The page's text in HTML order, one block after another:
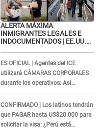
ALERTA MÁXIMA
INMIGRANTES LEGALES E
INDOCUMENTADOS | EE.UU.
extranjeros
ES OFICIAL | Agentes del ICE
utilizará CÁMARAS CORPORALES
durante los operativos: Así
afectará a inmigrantes
CONFIRMADO | Los latinos tendrán
que PAGAR hasta US$20.000 para
solicitar la visa: ¿Perú está